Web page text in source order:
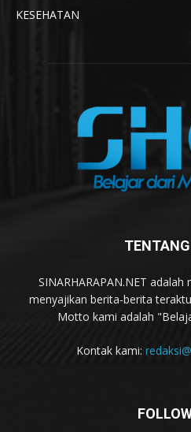
KESEHATAN
SINARHARAPAN.NET
menyajikan berita-berita
Motto kami adalah
Kontak kami: